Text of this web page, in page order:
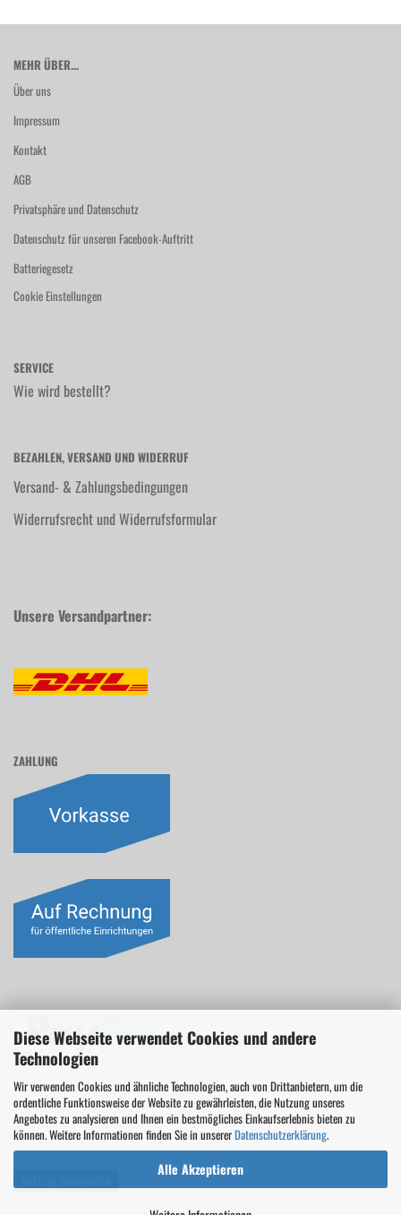
Diese Webseite verwendet Cookies und andere
Technologien
Wir verwenden Cookies und ähnliche Technologien, auch von Drittanbietern, um die
ordentliche Funktionsweise der Website zu gewährleisten, die Nutzung unseres
Angebotes zu analysieren und Ihnen ein bestmögliches Einkaufserlebnis bieten zu
können. Weitere Informationen finden Sie in unsererDatenschutzerklärung.
Alle Akzeptieren
MEHR ÜBER...
Über uns
Impressum
Kontakt
AGB
Privatsphäre und Datenschutz
Datenschutz für unseren Facebook-Auftritt
Batteriegesetz
Cookie Einstellungen
SERVICE
Wie wird bestellt?
BEZAHLEN, VERSAND UND WIDERRUF
Versand- & Zahlungsbedingungen
Widerrufsrecht und Widerrufsformular
Unsere Versandpartner:
ZAHLUNG